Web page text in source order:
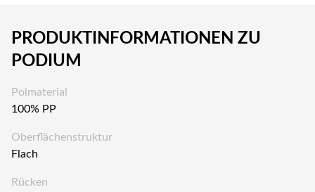
PRODUKTINFORMATIONEN ZU
PODIUM
Polmaterial
100% PP
Oberflächenstruktur
Flach
Rücken